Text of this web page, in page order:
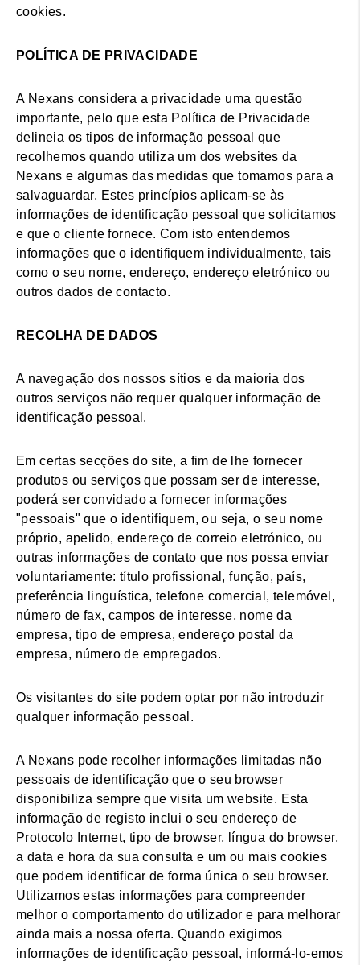
cookies.
POLÍTICA DE PRIVACIDADE
A Nexans considera a privacidade uma questão
importante, pelo que esta Política de Privacidade
delineia os tipos de informação pessoal que
recolhemos quando utiliza um dos websites da
Nexans e algumas das medidas que tomamos para a
salvaguardar. Estes princípios aplicam-se às
informações de identificação pessoal que solicitamos
e que o cliente fornece. Com isto entendemos
informações que o identifiquem individualmente, tais
como o seu nome, endereço, endereço eletrónico ou
outros dados de contacto.
RECOLHA DE DADOS
A navegação dos nossos sítios e da maioria dos
outros serviços não requer qualquer informação de
identificação pessoal.
Em certas secções do site, a fim de lhe fornecer
produtos ou serviços que possam ser de interesse,
poderá ser convidado a fornecer informações
"pessoais" que o identifiquem, ou seja, o seu nome
próprio, apelido, endereço de correio eletrónico, ou
outras informações de contato que nos possa enviar
voluntariamente: título profissional, função, país,
preferência linguística, telefone comercial, telemóvel,
número de fax, campos de interesse, nome da
empresa, tipo de empresa, endereço postal da
empresa, número de empregados.
Os visitantes do site podem optar por não introduzir
qualquer informação pessoal.
A Nexans pode recolher informações limitadas não
pessoais de identificação que o seu browser
disponibiliza sempre que visita um website. Esta
informação de registo inclui o seu endereço de
Protocolo Internet, tipo de browser, língua do browser,
a data e hora da sua consulta e um ou mais cookies
que podem identificar de forma única o seu browser.
Utilizamos estas informações para compreender
melhor o comportamento do utilizador e para melhorar
ainda mais a nossa oferta. Quando exigimos
informações de identificação pessoal, informá-lo-emos